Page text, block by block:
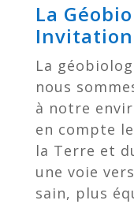
La
Invitation
La
nous
à notre
en compte
la Terre et
une voie
sain, plus